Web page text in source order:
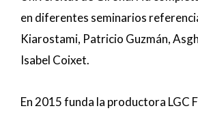
en diferentes seminarios
Kiarostami, Patricio Guzmán,
Isabel Coixet.
En 2015 funda la productora LGC